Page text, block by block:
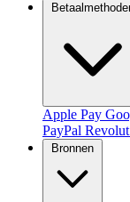
Apple Pay
PayPal Revolut
Bronnen